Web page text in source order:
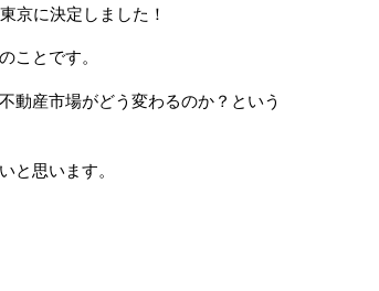
京に決定しました！
ことです。
動産市場がどう変わるのか？という
と思います。